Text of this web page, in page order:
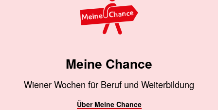
Meine Chance
Wiener Wochen für Beruf und Weiterbildung
Über Meine Chance